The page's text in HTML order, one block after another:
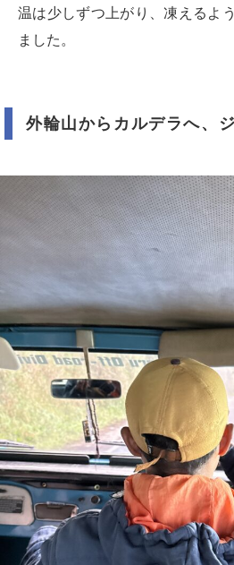
温は少しずつ上がり、凍えるよ
ました。
外輪山からカルデラへ、